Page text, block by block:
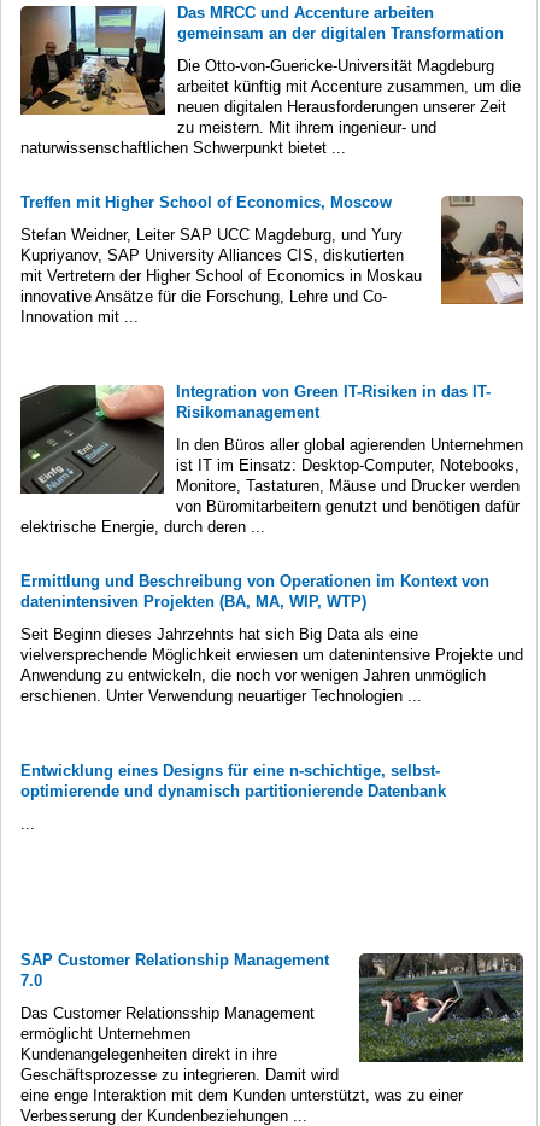
Das MRCC und Accenture arbeiten
gemeinsam an der digitalen Transformation
Die Otto-von-Guericke-Universität Magdeburg
arbeitet künftig mit Accenture zusammen, um die
neuen digitalen Herausforderungen unserer Zeit
zu meistern. Mit ihrem ingenieur- und
naturwissenschaftlichen Schwerpunkt bietet ...
Treffen mit Higher School of Economics, Moscow
Stefan Weidner, Leiter SAP UCC Magdeburg, und Yury
Kupriyanov, SAP University Alliances CIS, diskutierten
mit Vertretern der Higher School of Economics in Moskau
innovative Ansätze für die Forschung, Lehre und Co-
Innovation mit ...
Integration von Green IT-Risiken in das IT-
Risikomanagement
In den Büros aller global agierenden Unternehmen
ist IT im Einsatz: Desktop-Computer, Notebooks,
Monitore, Tastaturen, Mäuse und Drucker werden
von Büromitarbeitern genutzt und benötigen dafür
elektrische Energie, durch deren ...
Ermittlung und Beschreibung von Operationen im Kontext von
datenintensiven Projekten (BA, MA, WIP, WTP)
Seit Beginn dieses Jahrzehnts hat sich Big Data als eine
vielversprechende Möglichkeit erwiesen um datenintensive Projekte und
Anwendung zu entwickeln, die noch vor wenigen Jahren unmöglich
erschienen. Unter Verwendung neuartiger Technologien ...
Entwicklung eines Designs für eine n-schichtige, selbst-
optimierende und dynamisch partitionierende Datenbank
SAP Customer Relationship Management
7.0
Das Customer Relationsship Management
ermöglicht Unternehmen
Kundenangelegenheiten direkt in ihre
Geschäftsprozesse zu integrieren. Damit wird
eine enge Interaktion mit dem Kunden unterstützt, was zu einer
Verbesserung der Kundenbeziehungen ...